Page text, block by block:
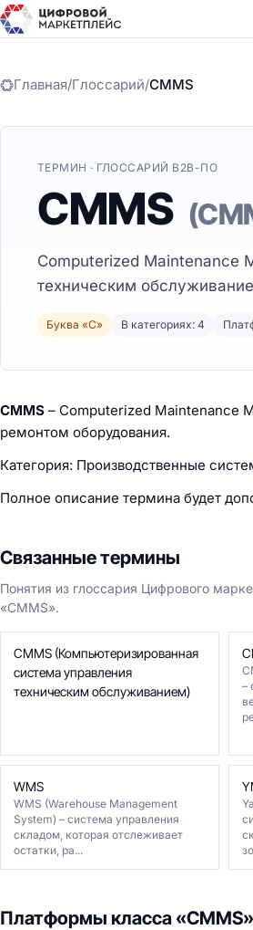
Главная/Глоссарий/CMMS
ТЕРМИН · ГЛОССАРИЙ B2B-ПО
CMMS
Computerized Maintenance
техническим
Буква «C» В категориях: 4
CMMS – Computerized Maintenance
ремонтом оборудования.
Категория: Производственные
Полное описание термина будет
Связанные термины
Понятия из глоссария Цифрового
«CMMS».
CMMS (Компьютеризированная
система управления
техническим обслуживанием)
–
WMS
WMS (Warehouse Management
System) – система управления
складом, которая отслеживает
остатки, ра...
Платформы класса «CMMS»